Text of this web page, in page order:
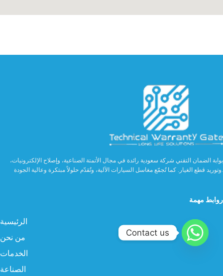
بوابة الضمان التقني شركة سعودية رائدة في مجال الأتمتة الصناعية، وإصلاح الإلكترونيات،
وتوريد قطع الغيار. كما تُجمّع مغاسل السيارات الآلية، وتُقدّم حلولاً مبتكرة وعالية الجودة.
روابط مهمة
الرئيسية
من نحن
الخدمات
الصناعة
Contact us